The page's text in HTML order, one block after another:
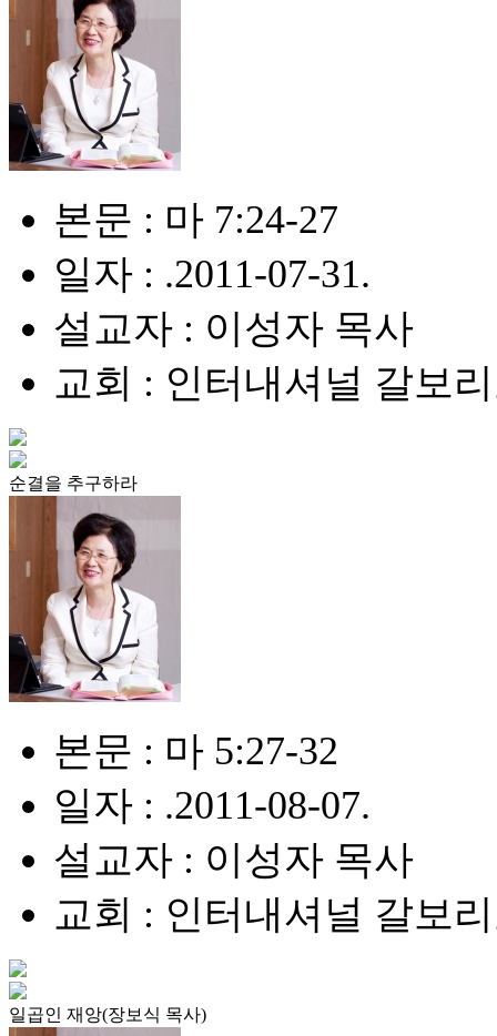
본문 : 마 7:24-27
일자 : .2011-07-31.
설교자 : 이성자 목사
교회 : 인터내셔널 갈보
순결을 추구하라
본문 : 마 5:27-32
일자 : .2011-08-07.
설교자 : 이성자 목사
교회 : 인터내셔널 갈보
일곱인 재앙(장보식 목사)